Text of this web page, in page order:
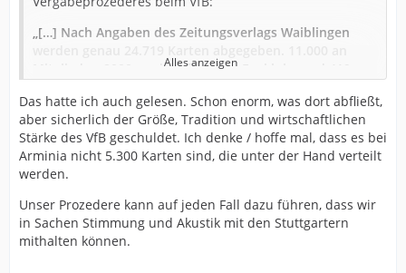
„[…] Nach Angaben des Zeitungsverlags Waiblingen
Mitglieder, 8000 an die offiziellen Fanklubs und 419 an
von Auswärtsdauerkarten. Macht 19.419 Fans und
einen Rest von 5300, der an Mitarbeiter, Spieler der U-
Mannschaften, Sponsoren und verdiente Ex-Spieler
des Traditionsklubs geht, sofern diese nicht im VIP-
Bereich unterkommen. […]“
Da soll sich noch irgendwer bei uns über die
Modalitäten beschweren.
Alles anzeigen
Das hatte ich auch gelesen. Schon enorm, was dort abfließt,
aber sicherlich der Größe, Tradition und wirtschaftlichen
Stärke des VfB geschuldet. Ich denke / hoffe mal, dass es bei
Arminia nicht 5.300 Karten sind, die unter der Hand verteilt
werden.
Unser Prozedere kann auf jeden Fall dazu führen, dass wir
in Sachen Stimmung und Akustik mit den Stuttgartern
mithalten können.